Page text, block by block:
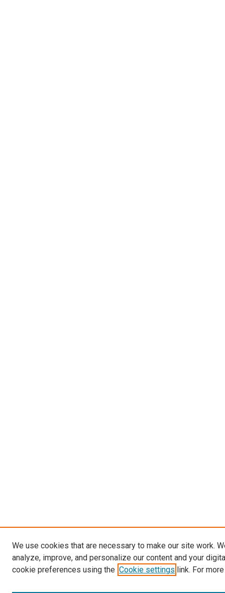
We use cookies that are necessary to make our site work.
analyze, improve, and personalize our content and your
cookie preferences using the Cookie settings link. For